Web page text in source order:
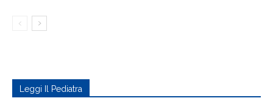
Leggi Il Pediatra